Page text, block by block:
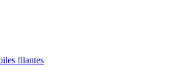
filantes